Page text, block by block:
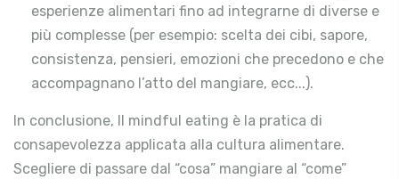
esperienze alimentari fino ad integrarne di diverse e
più complesse (per esempio: scelta dei cibi, sapore,
consistenza, pensieri, emozioni che precedono e che
accompagnano l’atto del mangiare, ecc...).
In conclusione, Il mindful eating è la pratica di
consapevolezza applicata alla cultura alimentare.
Scegliere di passare dal “cosa” mangiare al “come”